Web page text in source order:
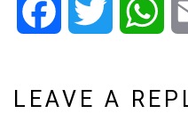
Facebook Twitter
LEAVE A